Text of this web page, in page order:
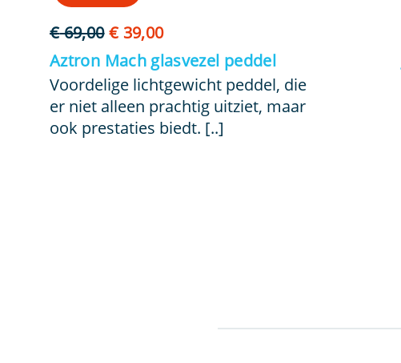
€69,00 Oorspronkelijke
prijs
was:
€ 69,00.
€39,00Huidige
prijs
€ 39,00.
Aztron Mach glasvezel peddel
Voordelige lichtgewicht peddel, die
er niet alleen prachtig uitziet, maar
ook prestaties biedt. [..]